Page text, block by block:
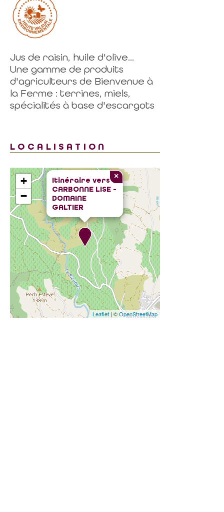
Jus de raisin, huile d'olive...
Une gamme de produits
d'agriculteurs de Bienvenue à
la Ferme : terrines, miels,
spécialités à base d'escargots
LOCALISATION
Itinéraire vers
CARBONNE LISE -
DOMAINE
GALTIER
×
+
−
Leaflet | ©OpenStreetMap